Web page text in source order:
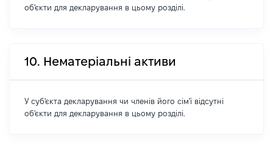
об'єкти для декларування в цьому розділі.
10. Нематеріальні активи
У суб'єкта декларування чи членів його сім'ї відсутні
об'єкти для декларування в цьому розділі.